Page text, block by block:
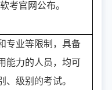
考官网公布。
专业等限制，具备
能力的人员，均可
、级别的考试。